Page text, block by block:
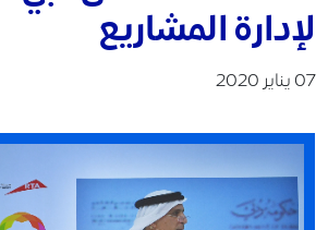
لإدارة المشاريع
07 يناير 2020